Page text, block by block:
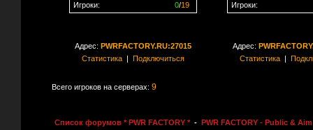
0/19
Игроки:
Игроки:
Адрес: PWRFACTORY.RU:27015
Статистика| Подключиться
Адрес:
Статистика|
Всего игроков на серверах: 9
Список форумов * PWR FACTORY * - PWR FACTORY - Public &